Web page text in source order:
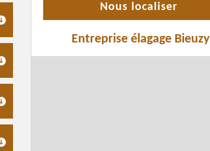
Nous localiser
Entreprise élagage Bieuzy